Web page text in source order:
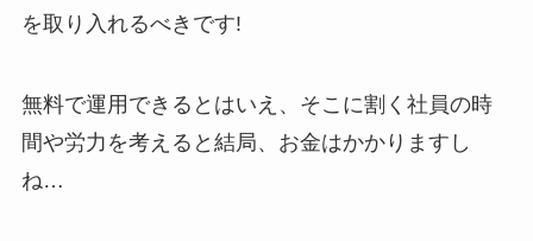
を取り入れるべきです!
無料で運用できるとはいえ、そこに割く社員の時
間や労力を考えると結局、お金はかかりますし
ね…